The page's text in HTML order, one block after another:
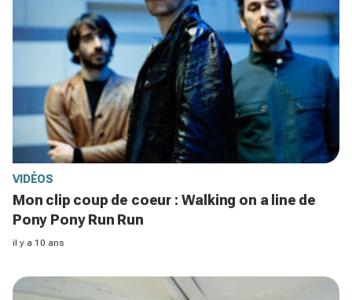
VIDÉOS
Mon clip coup de coeur : Walking on a line de
Pony Pony Run Run
il y a 10 ans